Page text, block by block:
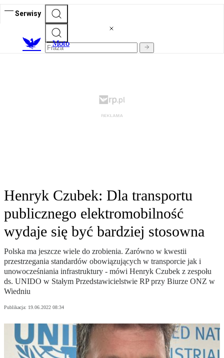
Serwisy
Moto
Henryk Czubek: Dla transportu
publicznego elektromobilność
wydaje się być bardziej stosowna
Polska ma jeszcze wiele do zrobienia. Zarówno w kwestii
przestrzegania standardów obowiązujących w transporcie jak i
unowocześniania infrastruktury - mówi Henryk Czubek z zespołu
ds. UNIDO w Stałym Przedstawicielstwie RP przy Biurze ONZ w
Wiedniu
Publikacja: 19.06.2022 08:34